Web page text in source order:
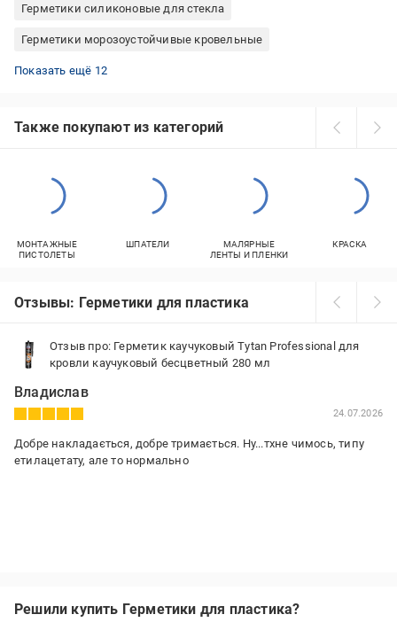
Герметики силиконовые для стекла
Герметики морозоустойчивые кровельные
Герметики акриловые прозрачные
Герметики SOUDAL для печей
Герметики PENOSIL акрил
Герметики силиконовые серые
Герметики PENOSIL для печей
Герметики для каминов огнестойкие
Герметики полиуретановые Bostik
водостойкие силикон
Герметики полиуретановые 600 мл
Герметики белые для ванной комнаты
Силикон для ванной комнаты
Герметики черные кровельные
Показать ещё 12
Также покупают из категорий
МОНТАЖНЫЕ
ПИСТОЛЕТЫ
ШПАТЕЛИ
МАЛЯРНЫЕ
ЛЕНТЫ И ПЛЕНКИ
КРАСКА
Отзывы: Герметики для пластика
Отзыв про: Герметик каучуковый Tytan Professional для
кровли каучуковый бесцветный 280 мл
Владислав
24.07.2026
Добре накладається, добре тримається. Ну...тхне чимось, типу
етилацетату, але то нормально
Решили купить Герметики для пластика?